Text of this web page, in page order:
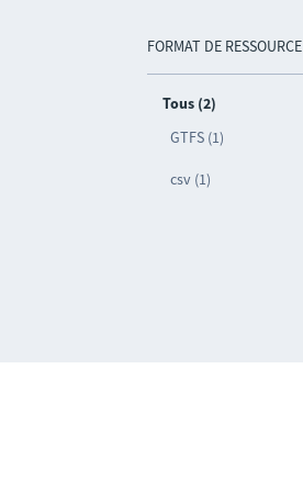
FORMAT DE RESSOURCE
Tous (2)
GTFS (1)
csv (1)